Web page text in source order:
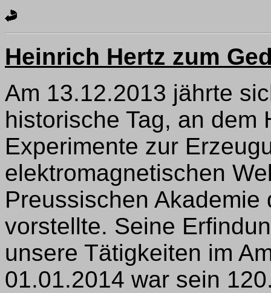
Heinrich Hertz zum
Am 13.12.2013 jährte
historische Tag, an dem
Experimente zur
elektromagnetischen
Preussischen
vorstellte. Seine
unsere Tätigkeiten im
01.01.2014 war sein